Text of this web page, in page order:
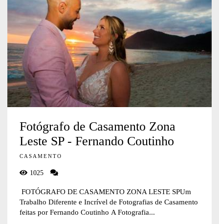
Fotógrafo de Casamento Zona
Leste SP - Fernando Coutinho
CASAMENTO
1025
FOTÓGRAFO DE CASAMENTO ZONA LESTE SPUm
Trabalho Diferente e Incrível de Fotografias de Casamento
feitas por Fernando Coutinho A Fotografia...